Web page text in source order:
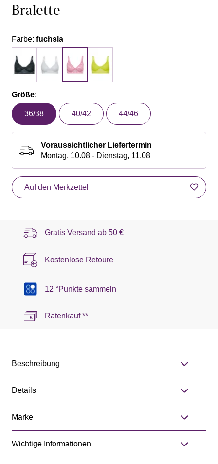
Bralette
Farbe: fuchsia
Größe:
36/38 40/42 44/46
Voraussichtlicher Liefertermin
Montag, 10.08 - Dienstag, 11.08
Auf den Merkzettel
Gratis Versand ab 50 €
Kostenlose Retoure
12 °Punkte sammeln
Ratenkauf **
Beschreibung
Details
Marke
Wichtige Informationen